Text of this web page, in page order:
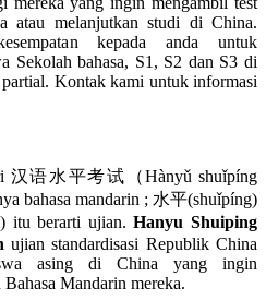
atau melanjutkan studi di China.
kepada anda untuk
Sekolah bahasa, S1, S2 dan S3 di
Kontak kami untuk informasi
汉语水平考试（Hànyǔ shuǐpíng
bahasa mandarin ; 水平(shuǐpíng)
itu berarti ujian.Hanyu Shuiping
ujian standardisasi Republik China
asing di China yang ingin
Mandarin mereka.